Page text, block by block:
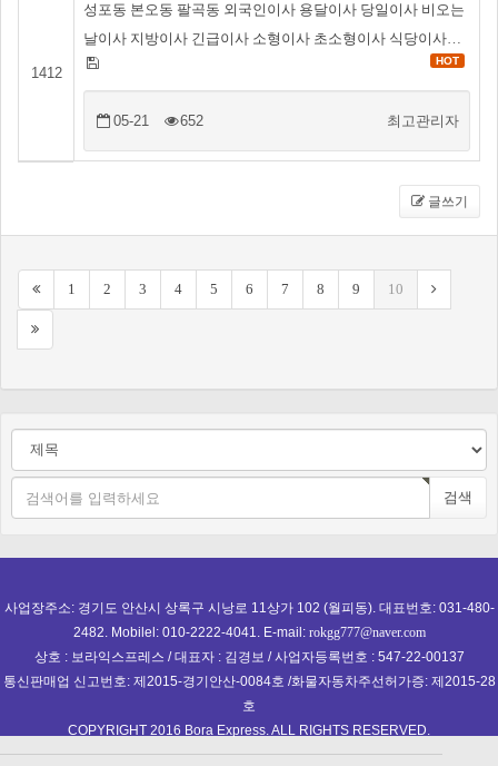
1412
성포동 본오동 팔곡동 외국인이사 용달이사 당일이사 비오는
날이사 지방이사 긴급이사 소형이사 초소형이사 식당이사…
HOT
05-21 652 최고관리자
글쓰기
1 2 3 4 5 6 7 8 9 10
검색
사업장주소: 경기도 안산시 상록구 시낭로 11상가 102 (월피동). 대표번호: 031-480-
2482. Mobilel: 010-2222-4041. E-mail: rokgg777@naver.com
상호 : 보라익스프레스 / 대표자 : 김경보 / 사업자등록번호 : 547-22-00137
통신판매업 신고번호: 제2015-경기안산-0084호 /화물자동차주선허가증: 제2015-28
호
COPYRIGHT 2016 Bora Express. ALL RIGHTS RESERVED.